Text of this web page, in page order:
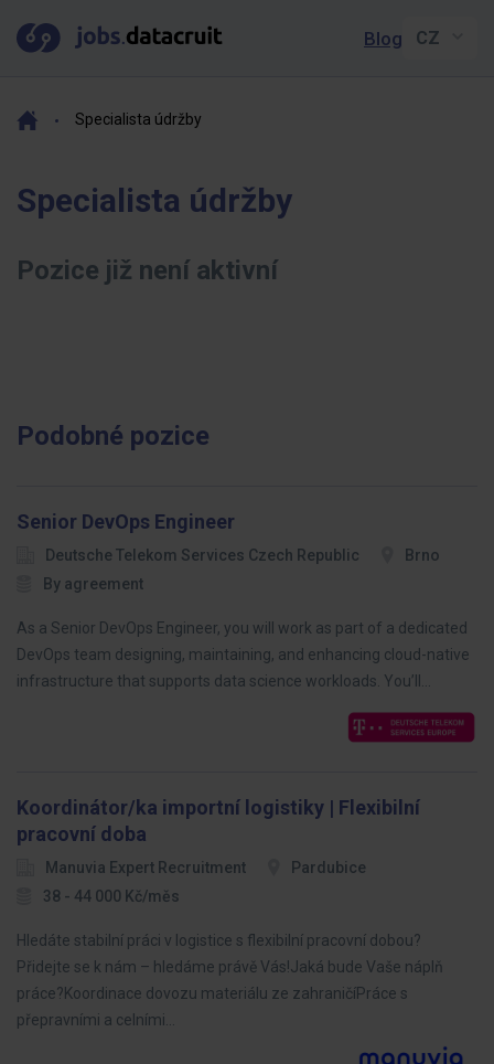
Blog
Specialista údržby
Specialista údržby
Pozice již není aktivní
Podobné pozice
Senior DevOps Engineer
Deutsche Telekom Services Czech Republic
Brno
By agreement
As a Senior DevOps Engineer, you will work as part of a dedicated
DevOps team designing, maintaining, and enhancing cloud-native
infrastructure that supports data science workloads. You’ll…
Koordinátor/ka importní logistiky | Flexibilní
pracovní doba
Manuvia Expert Recruitment
Pardubice
38 - 44 000 Kč/měs
Hledáte stabilní práci v logistice s flexibilní pracovní dobou?
Přidejte se k nám – hledáme právě Vás!Jaká bude Vaše náplň
práce?Koordinace dovozu materiálu ze zahraničíPráce s
přepravními a celními…